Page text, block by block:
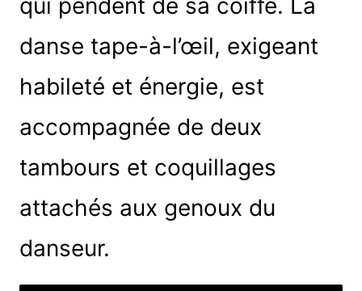
danse tape-à-l’œil, exigeant
habileté et énergie, est
accompagnée de deux
tambours et coquillages
attachés aux genoux du
danseur.